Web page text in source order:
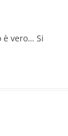
vero… Si